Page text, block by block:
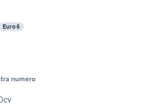
Euro 6
numero